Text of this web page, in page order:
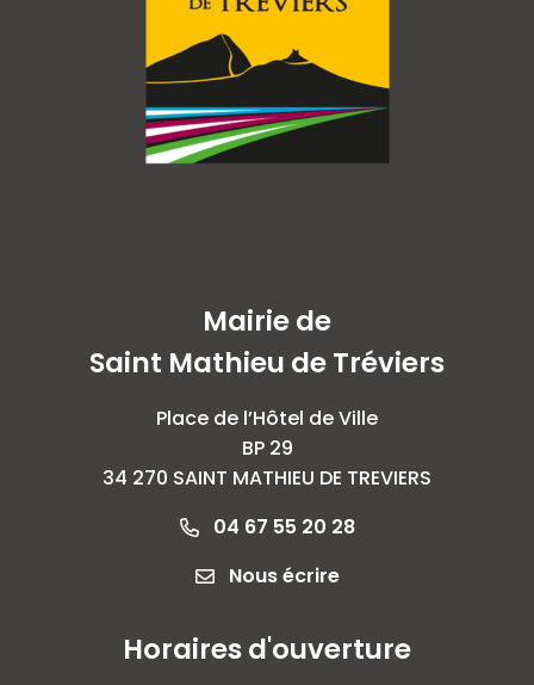
Mairie de
Saint Mathieu de Tréviers
Place de l’Hôtel de Ville
BP 29
34 270 SAINT MATHIEU DE TREVIERS
04 67 55 20 28
Nous écrire
Horaires d'ouverture